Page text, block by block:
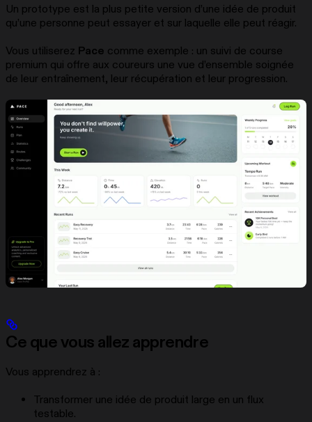
Un prototype est la plus petite version d’une idée de produit
qu’une personne peut essayer et sur laquelle elle peut réagir.
Vous utiliserez Pace comme exemple : un suivi de course
premium qui offre aux coureurs une vue d’ensemble soignée
de leur entraînement, leur récupération et leur progression.
Ce que vous allez apprendre
Vous apprendrez à :
Transformer une idée de produit large en un flux
testable.